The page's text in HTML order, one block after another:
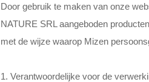
Door gebruik te maken van onze
NATURE SRL aangeboden
met de wijze waarop Mizen
1. Verantwoordelijke voor de